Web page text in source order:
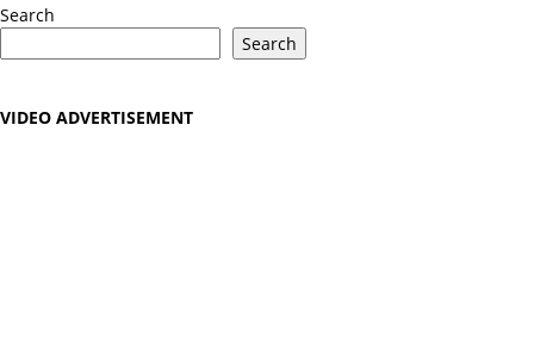
Search
Search
VIDEO ADVERTISEMENT